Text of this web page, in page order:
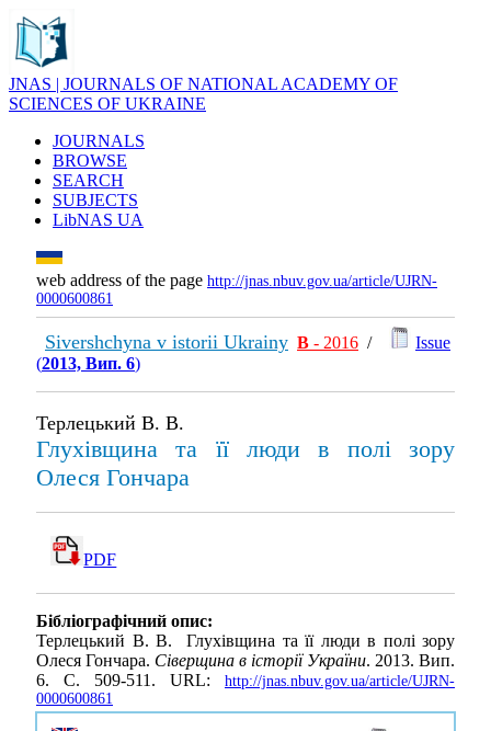
JNAS | JOURNALS OF NATIONAL ACADEMY OF
SCIENCES OF UKRAINE
JOURNALS
BROWSE
SEARCH
SUBJECTS
LibNAS UA
web address of the page http://jnas.nbuv.gov.ua/article/UJRN-
0000600861
Sivershchyna v istorii Ukrainy В - 2016 /
Issue
(2013, Вип. 6)
Терлецький В. В.
Глухівщина та її люди в полі зору
Олеся Гончара
PDF
Бібліографічний опис:
Терлецький В. В. Глухівщина та її люди в полі зору
Олеся Гончара. Сіверщина в історії України. 2013. Вип.
6. С. 509-511. URL: http://jnas.nbuv.gov.ua/article/UJRN-
0000600861